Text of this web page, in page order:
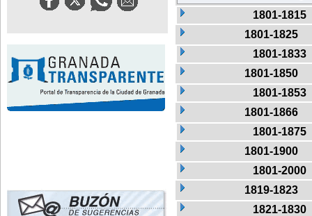
1801-1815
1801-1825
1801-1833
1801-1850
1801-1853
1801-1866
1801-1875
1801-1900
1801-2000
1819-1823
1821-1830